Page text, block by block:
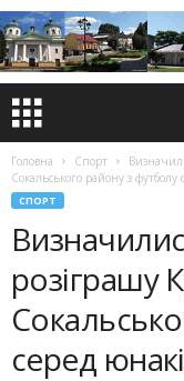
Головна Спорт
Сокальського району з футболу
СПОРТ
розіграшу
серед